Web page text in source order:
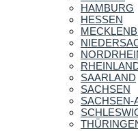
HAMBURG
HESSEN
SAARLAND
SACHSEN
SACHSEN-